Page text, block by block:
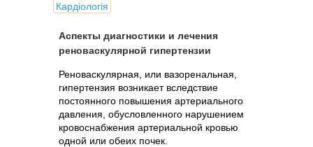
Кардіологія
Аспекты диагностики и лечения
реноваскулярной гипертензии
Реноваскулярная, или вазоренальная,
гипертензия возникает вследствие
постоянного повышения артериального
давления, обусловленного нарушением
кровоснабжения артериальной кровью
одной или обеих почек.